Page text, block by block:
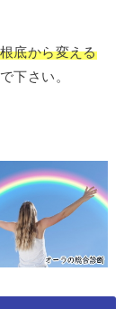
底から変える
下さい。